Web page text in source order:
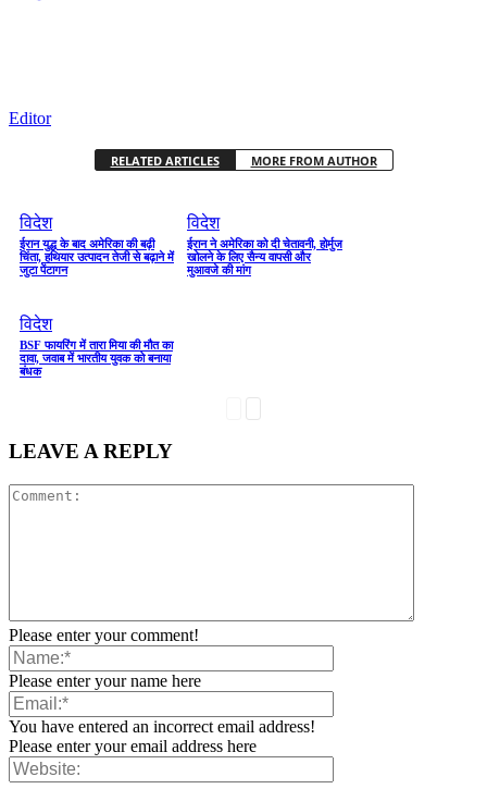
Editor
RELATED ARTICLES MORE FROM AUTHOR
विदेश
ईरान युद्ध के बाद अमेरिका की बढ़ी
चिंता, हथियार उत्पादन तेजी से बढ़ाने में
जुटा पेंटागन
विदेश
ईरान ने अमेरिका को दी चेतावनी, होर्मुज
खोलने के लिए सैन्य वापसी और
मुआवजे की मांग
विदेश
BSF फायरिंग में तारा मिया की मौत का
दावा, जवाब में भारतीय युवक को बनाया
बंधक
LEAVE A REPLY
Please enter your comment!
Please enter your name here
You have entered an incorrect email address!
Please enter your email address here